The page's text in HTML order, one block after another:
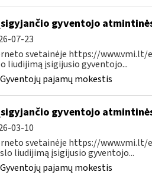
gyventojo
07-23
svetainėje https://www.vmi.lt/
liudijimą įsigijusio gyventojo...
Gyventojų pajamų mokestis
gyventojo
03-10
svetainėje https://www.vmi.lt/
liudijimą įsigijusio gyventojo...
Gyventojų pajamų mokestis